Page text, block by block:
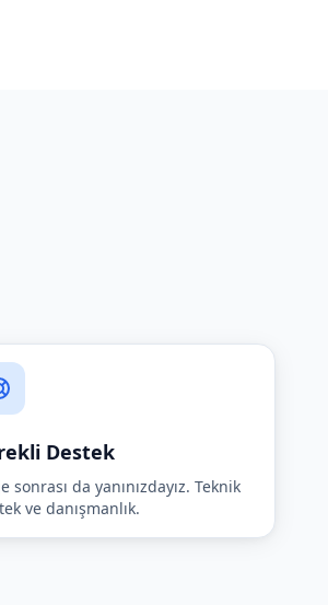
Destek
sonrası da yanınızdayız. Teknik
ve danışmanlık.